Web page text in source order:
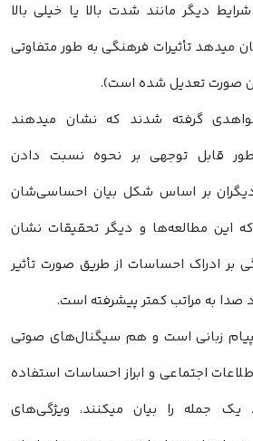
دیگر مانند شدت بالا یا خیلی بالا
میدهد تأثیرات فرهنگی به طور متفاوتی
صورت تعدیل شده است).
گرفته شدند که نشان میدهند
قابل توجهی بر نحوه نسبت دادن
بر اساس شکل بیان احساسی‌شان
که این مطالعه‌ها و دیگر تحقیقات نشان
ادراک احساسات از طریق صورت تأثیر
صدا به مراتب کمتر پیشرفته است.
زبانی است و هم سیگنال‌های صوتی
اجتماعی و ابراز احساسات استفاده
یک جمله را بیان میکنند، ویژگی‌های